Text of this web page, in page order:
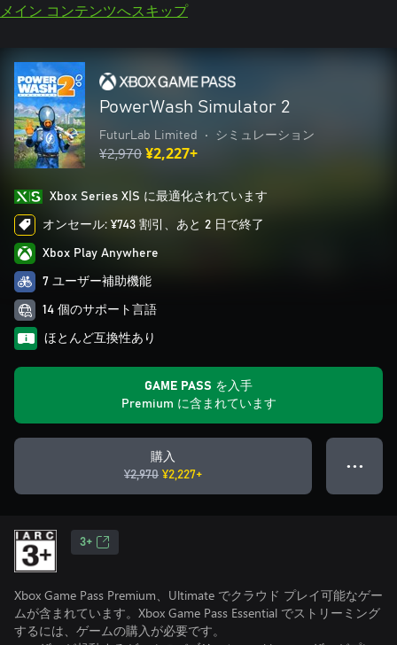
メイン コンテンツへスキップ
PowerWash Simulator 2
FuturLab Limited • シミュレーション
¥2,970¥2,227+
Xbox Series X|S に最適化されています
オンセール: ¥743 割引、あと 2 日で終了
Xbox Play Anywhere
7 ユーザー補助機能
14 個のサポート言語
ほとんど互換性あり
GAME PASS を入手
Premium に含まれています
購入
¥2,970 ¥2,227+
● ● ●
3+
Xbox Game Pass Premium、Ultimate でクラウド プレイ可能なゲー
ムが含まれています。Xbox Game Pass Essential でストリーミング
するには、ゲームの購入が必要です。